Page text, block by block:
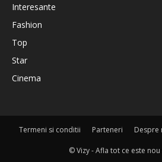
Interesante
Fashion
Top
Star
Cinema
Termeni si conditii Parteneri Despre
© Vizy - Afla tot ce este